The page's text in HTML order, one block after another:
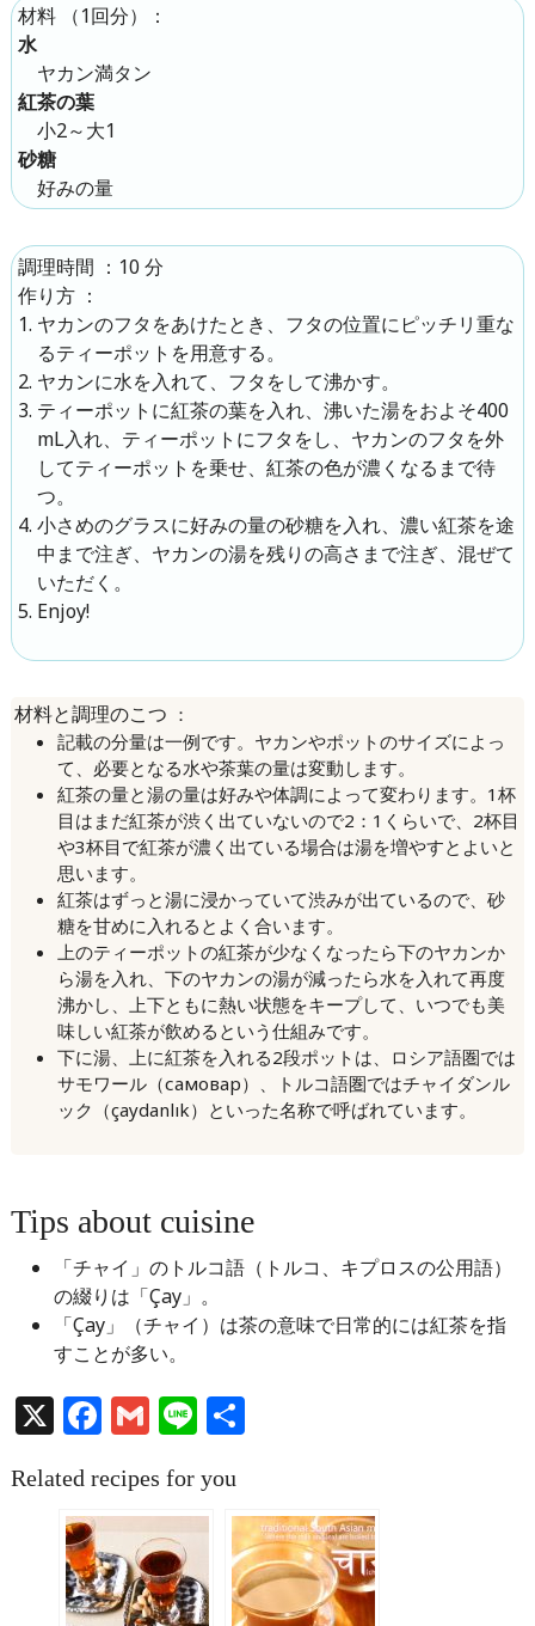
材料 （1回分）：
水
ヤカン満タン
紅茶の葉
小2～大1
砂糖
好みの量
調理時間 ：10 分
作り方
：
ヤカンのフタをあけたとき、フタの位置にピッチリ重な
るティーポットを用意する。
ヤカンに水を入れて、フタをして沸かす。
ティーポットに紅茶の葉を入れ、沸いた湯をおよそ400
mL入れ、ティーポットにフタをし、ヤカンのフタを外
してティーポットを乗せ、紅茶の色が濃くなるまで待
つ。
小さめのグラスに好みの量の砂糖を入れ、濃い紅茶を途
中まで注ぎ、ヤカンの湯を残りの高さまで注ぎ、混ぜて
いただく。
Enjoy!
材料と調理のこつ
：
記載の分量は一例です。ヤカンやポットのサイズによっ
て、必要となる水や茶葉の量は変動します。
紅茶の量と湯の量は好みや体調によって変わります。1杯
目はまだ紅茶が渋く出ていないので2：1くらいで、2杯目
や3杯目で紅茶が濃く出ている場合は湯を増やすとよいと
思います。
紅茶はずっと湯に浸かっていて渋みが出ているので、砂
糖を甘めに入れるとよく合います。
上のティーポットの紅茶が少なくなったら下のヤカンか
ら湯を入れ、下のヤカンの湯が減ったら水を入れて再度
沸かし、上下ともに熱い状態をキープして、いつでも美
味しい紅茶が飲めるという仕組みです。
下に湯、上に紅茶を入れる2段ポットは、ロシア語圏では
サモワール（самовар）、トルコ語圏ではチャイダンル
ック（çaydanlık）といった名称で呼ばれています。
Tips about cuisine
「チャイ」のトルコ語（トルコ、キプロスの公用語）
の綴りは「Çay」。
「Çay」（チャイ）は茶の意味で日常的には紅茶を指
すことが多い。
X Facebook
Gmail
Line共
Related recipes for you